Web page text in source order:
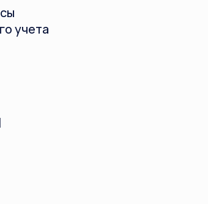
учета